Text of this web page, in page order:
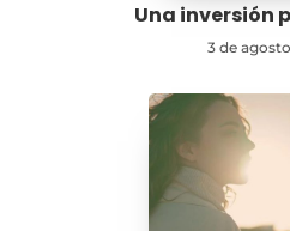
Una inversión
3 de